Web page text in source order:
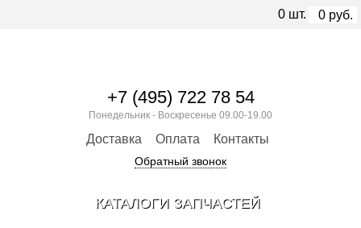
+7 (495) 722 78 54
Понедельник - Воскресенье 09.00-19.00
Доставка Оплата Контакты
Обратный звонок
0 шт. 0 руб.
КАТАЛОГИ ЗАПЧАСТЕЙ